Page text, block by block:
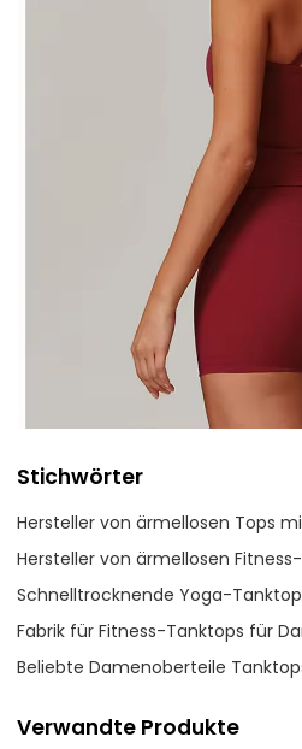
Stichwörter
Hersteller von ärmellosen Tops
Hersteller von ärmellosen
Schnelltrocknende Yoga-
Fabrik für Fitness-Tanktops für
Beliebte Damenoberteile
Verwandte Produkte